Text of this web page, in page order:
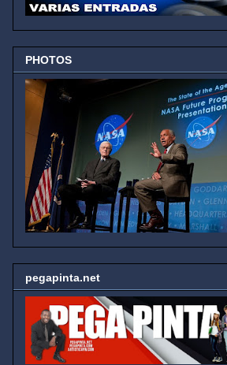
PHOTOS
pegapinta.net